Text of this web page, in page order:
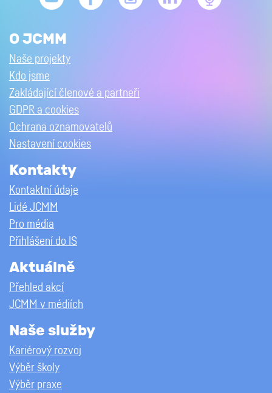
O JCMM
Naše projekty
Kdo jsme
Zakládající členové a partneři
GDPR a cookies
Ochrana oznamovatelů
Nastavení cookies
Kontakty
Kontaktní údaje
Lidé JCMM
Pro média
Přihlášení do IS
Aktuálně
Přehled akcí
JCMM v médiích
Naše služby
Kariérový rozvoj
Výběr školy
Výběr praxe